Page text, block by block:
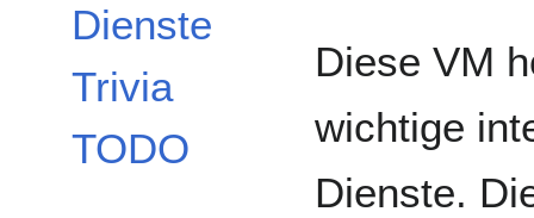
Dienste
Trivia
TODO
Diese VM
wichtige
Dienste.